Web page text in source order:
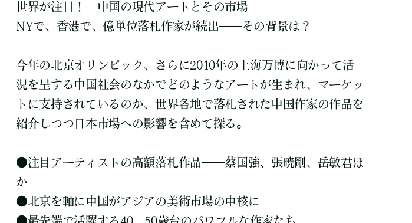
世界が注目！ 中国の現代アートとその市場
NYで、香港で、億単位落札作家が続出――その背景は？
今年の北京オリンピック、さらに2010年の上海万博に向かって活
況を呈する中国社会のなかでどのようなアートが生まれ、マーケッ
トに支持されているのか、世界各地で落札された中国作家の作品を
紹介しつつ日本市場への影響を含めて探る。
●注目アーティストの高額落札作品――蔡国強、張暁剛、岳敏君ほ
か
●北京を軸に中国がアジアの美術市場の中核に
●最先端で活躍する40、50歳台のパワフルな作家たち